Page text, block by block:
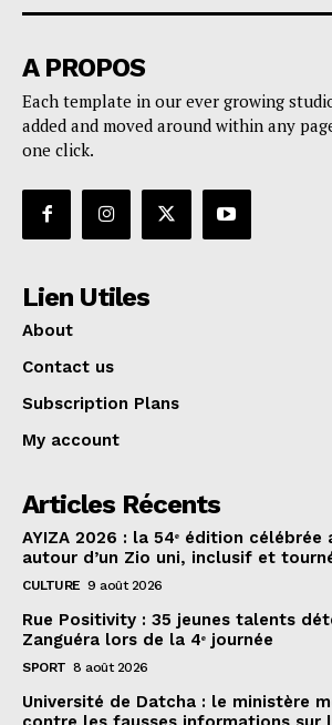
A PROPOS
Each template in our ever growing
added and moved around within any
one click.
Lien Utiles
About
Contact us
Subscription Plans
My account
Articles Récents
AYIZA 2026 : la 54ᵉ édition célébrée
autour d’un Zio uni, inclusif et
CULTURE 9 août 2026
Rue Positivity : 35 jeunes talents
Zanguéra lors de la 4ᵉ journée
SPORT 8 août 2026
Université de Datcha : le ministère